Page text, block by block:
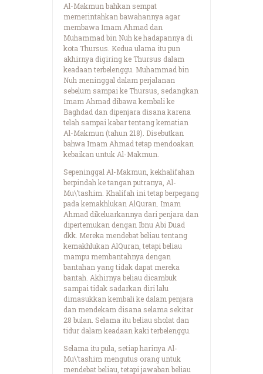
Al-Makmun bahkan sempat
memerintahkan bawahannya agar
membawa Imam Ahmad dan
Muhammad bin Nuh ke hadapannya di
kota Thursus. Kedua ulama itu pun
akhirnya digiring ke Thursus dalam
keadaan terbelenggu. Muhammad bin
Nuh meninggal dalam perjalanan
sebelum sampai ke Thursus, sedangkan
Imam Ahmad dibawa kembali ke
Baghdad dan dipenjara disana karena
telah sampai kabar tentang kematian
Al-Makmun (tahun 218). Disebutkan
bahwa Imam Ahmad tetap mendoakan
kebaikan untuk Al-Makmun.
Sepeninggal Al-Makmun, kekhalifahan
berpindah ke tangan putranya, Al-
Mu\’tashim. Khalifah ini tetap berpegang
pada kemakhlukan AlQuran. Imam
Ahmad dikeluarkannya dari penjara dan
dipertemukan dengan Ibnu Abi Duad
dkk. Mereka mendebat beliau tentang
kemakhlukan AlQuran, tetapi beliau
mampu membantahnya dengan
bantahan yang tidak dapat mereka
bantah. Akhirnya beliau dicambuk
sampai tidak sadarkan diri lalu
dimasukkan kembali ke dalam penjara
dan mendekam disana selama sekitar
28 bulan. Selama itu beliau sholat dan
tidur dalam keadaan kaki terbelenggu.
Selama itu pula, setiap harinya Al-
Mu\’tashim mengutus orang untuk
mendebat beliau, tetapi jawaban beliau